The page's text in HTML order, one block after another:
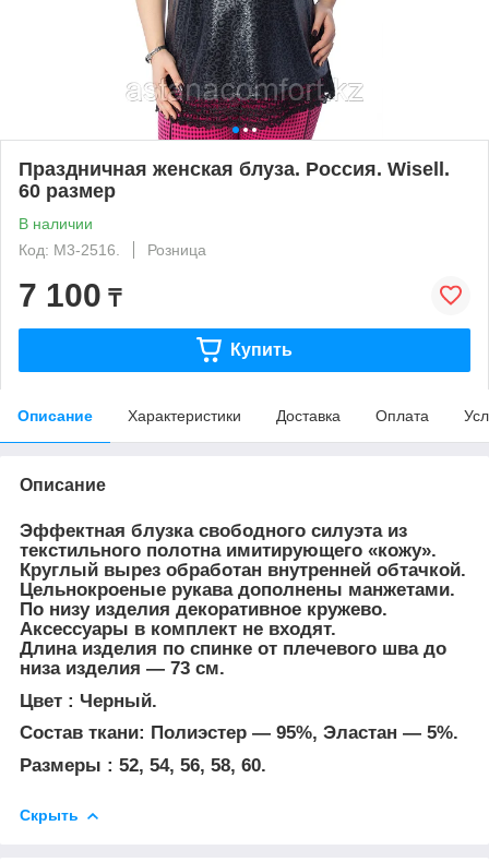
Праздничная женская блуза. Россия. Wisell.
60 размер
В наличии
Код: М3-2516.
Розница
7 100 ₸
Купить
Описание Характеристики Доставка Оплата
Описание
Эффектная блузка свободного силуэта из
текстильного полотна имитирующего «кожу».
Круглый вырез обработан внутренней обтачкой.
Цельнокроеные рукава дополнены манжетами.
По низу изделия декоративное кружево.
Аксессуары в комплект не входят.
Длина изделия по спинке от плечевого шва до
низа изделия — 73 см.
Цвет : Черный.
Состав ткани: Полиэстер ― 95%, Эластан ― 5%.
Размеры : 52, 54, 56, 58, 60.
Скрыть